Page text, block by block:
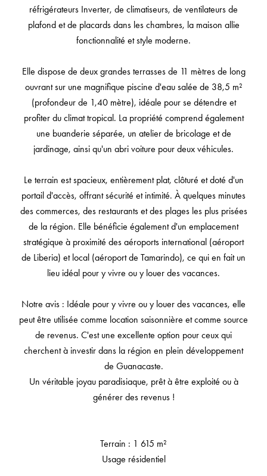
réfrigérateurs Inverter, de climatiseurs, de ventilateurs de
plafond et de placards dans les chambres, la maison allie
fonctionnalité et style moderne.
Elle dispose de deux grandes terrasses de 11 mètres de long
ouvrant sur une magnifique piscine d'eau salée de 38,5 m²
(profondeur de 1,40 mètre), idéale pour se détendre et
profiter du climat tropical. La propriété comprend également
une buanderie séparée, un atelier de bricolage et de
jardinage, ainsi qu'un abri voiture pour deux véhicules.
Le terrain est spacieux, entièrement plat, clôturé et doté d'un
portail d'accès, offrant sécurité et intimité. À quelques minutes
des commerces, des restaurants et des plages les plus prisées
de la région. Elle bénéficie également d'un emplacement
stratégique à proximité des aéroports international (aéroport
de Liberia) et local (aéroport de Tamarindo), ce qui en fait un
lieu idéal pour y vivre ou y louer des vacances.
Notre avis : Idéale pour y vivre ou y louer des vacances, elle
peut être utilisée comme location saisonnière et comme source
de revenus. C'est une excellente option pour ceux qui
cherchent à investir dans la région en plein développement
de Guanacaste.
Un véritable joyau paradisiaque, prêt à être exploité ou à
générer des revenus !
Terrain : 1 615 m²
Usage résidentiel